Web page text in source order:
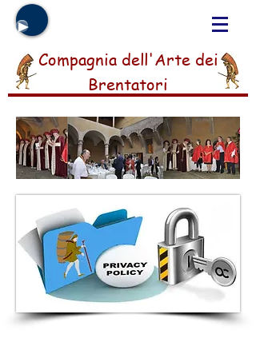
Compagnia dell'Arte dei
Brentatori